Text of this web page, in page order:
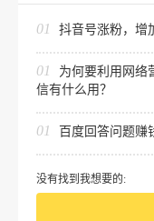
01 抖音号涨粉，增
01
为何要利用网络
信有什么用？
01 百度回答问题赚
没有找到我想要的: